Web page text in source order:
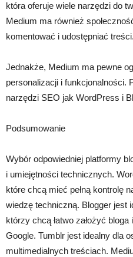
która oferuje wiele narzędzi do
Medium ma również
komentować i udostępniać treści.
Jednakże, Medium ma pewne
personalizacji i funkcjonalności.
narzędzi SEO jak WordPress i
Podsumowanie
Wybór odpowiedniej platformy
i umiejętności technicznych.
które chcą mieć pełną kontrolę
wiedzę techniczną. Blogger jest
którzy chcą łatwo założyć
Google. Tumblr jest idealny dla
multimedialnych treściach.